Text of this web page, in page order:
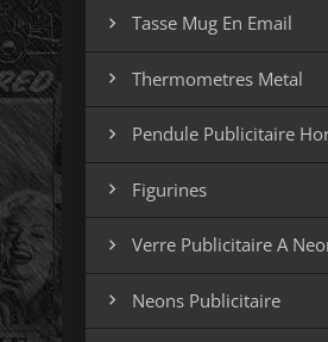
 Tasse Mug En Email
 Thermometres Metal
 Pendule Publicitaire
 Figurines
 Verre Publicitaire A
 Neons Publicitaire